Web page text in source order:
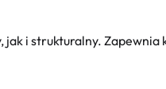
i strukturalny.